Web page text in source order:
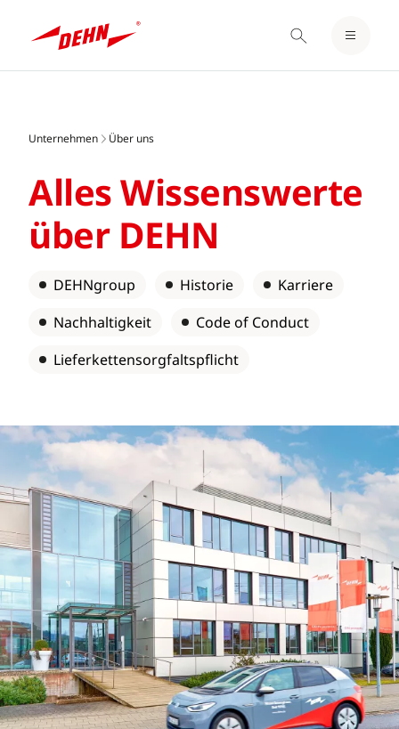
content
EINLOGGEN / REGISTRIEREN
Unternehmen Über uns
Alles Wissenswerte
über DEHN
DEHNgroup Historie
Karriere
Nachhaltigkeit
Code of Conduct
Lieferkettensorgfaltspflicht